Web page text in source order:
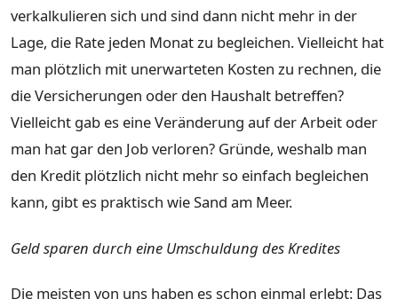
verkalkulieren sich und sind dann nicht mehr in der
Lage, die Rate jeden Monat zu begleichen. Vielleicht hat
man plötzlich mit unerwarteten Kosten zu rechnen, die
die Versicherungen oder den Haushalt betreffen?
Vielleicht gab es eine Veränderung auf der Arbeit oder
man hat gar den Job verloren? Gründe, weshalb man
den Kredit plötzlich nicht mehr so einfach begleichen
kann, gibt es praktisch wie Sand am Meer.
Geld sparen durch eine Umschuldung des Kredites
Die meisten von uns haben es schon einmal erlebt: Das